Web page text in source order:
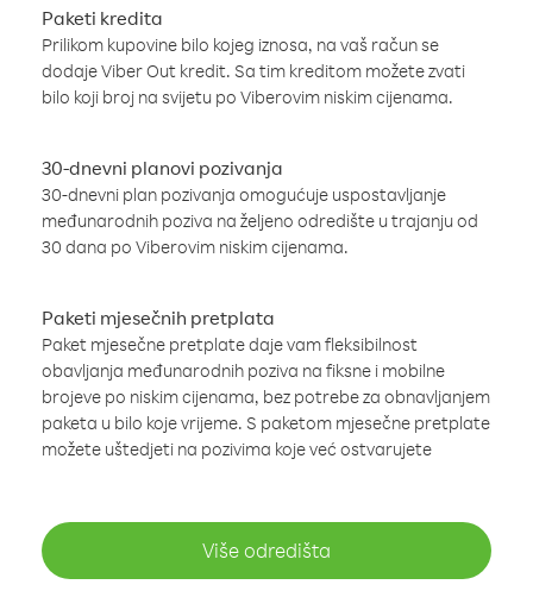
Paketi kredita
Prilikom kupovine bilo kojeg iznosa, na vaš račun se
dodaje Viber Out kredit. Sa tim kreditom možete zvati
bilo koji broj na svijetu po Viberovim niskim cijenama.
30-dnevni planovi pozivanja
30-dnevni plan pozivanja omogućuje uspostavljanje
međunarodnih poziva na željeno odredište u trajanju od
30 dana po Viberovim niskim cijenama.
Paketi mjesečnih pretplata
Paket mjesečne pretplate daje vam fleksibilnost
obavljanja međunarodnih poziva na fiksne i mobilne
brojeve po niskim cijenama, bez potrebe za obnavljanjem
paketa u bilo koje vrijeme. S paketom mjesečne pretplate
možete uštedjeti na pozivima koje već ostvarujete
Više odredišta